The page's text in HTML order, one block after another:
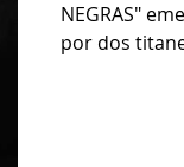
NEGRAS"
por dos